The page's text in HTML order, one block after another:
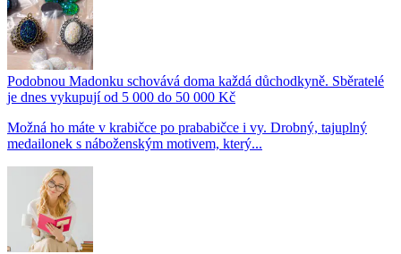
Podobnou Madonku schovává doma každá důchodkyně. Sběratelé
je dnes vykupují od 5 000 do 50 000 Kč
Možná ho máte v krabičce po prababičce i vy. Drobný, tajuplný
medailonek s náboženským motivem, který...